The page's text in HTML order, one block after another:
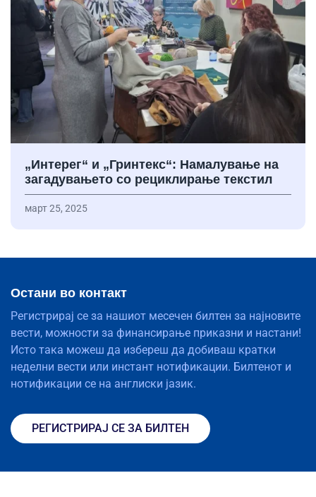
„Интерег“ и „Гринтекс“: Намалување на
загадувањето со рециклирање текстил
март 25, 2025
Остани во контакт
Регистрирај се за нашиот месечен билтен за најновите
вести, можности за финансирање приказни и настани!
Исто така можеш да избереш да добиваш кратки
неделни вести или инстант нотификации. Билтенот и
нотификации се на англиски јазик.
РЕГИСТРИРАЈ СЕ ЗА БИЛТЕН